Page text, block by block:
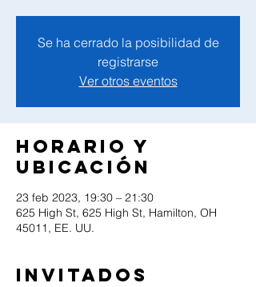
Se ha cerrado la posibilidad de
registrarse
Ver otros eventos
Horario y
ubicación
23 feb 2023, 19:30 – 21:30
625 High St, 625 High St, Hamilton, OH
45011, EE. UU.
Invitados